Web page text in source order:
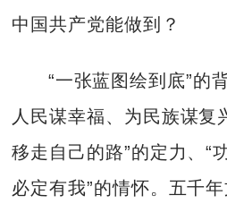
中国共产党能做到？
“一张蓝图绘到底”的
人民谋幸福、为民族谋复
移走自己的路”的定力、“
必定有我”的情怀。五千